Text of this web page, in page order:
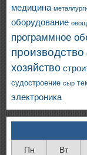
медицина
оборудование
программное
производство
хозяйство
судостроение сыр
электроника
Пн Вт